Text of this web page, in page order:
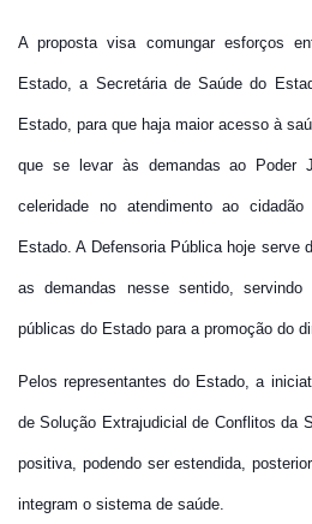
A proposta visa comungar esforços
Estado, a Secretária de Saúde do
Estado, para que haja maior acesso à
que se levar às demandas ao Poder
celeridade no atendimento ao
Estado. A Defensoria Pública hoje serve
as demandas nesse sentido,
públicas do Estado para a promoção do
Pelos representantes do Estado, a
de Solução Extrajudicial de Conflitos da
positiva, podendo ser estendida,
integram o sistema de saúde.